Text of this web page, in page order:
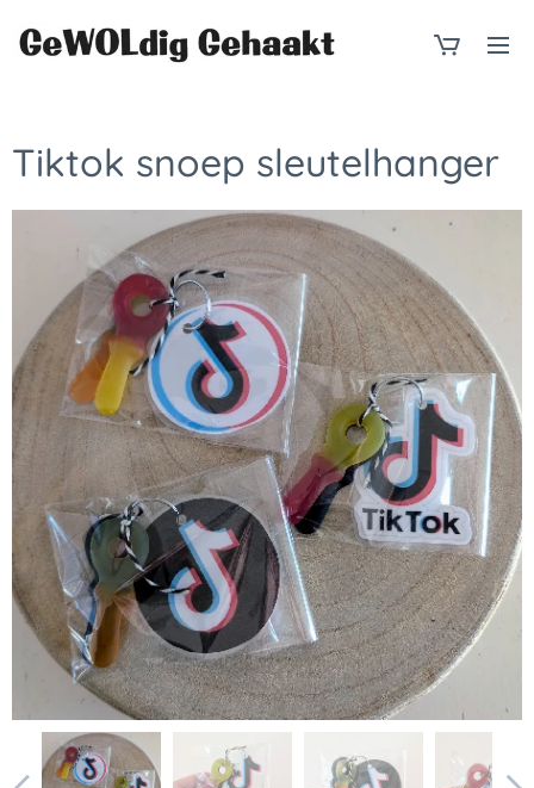
Tiktok snoep sleutelhanger